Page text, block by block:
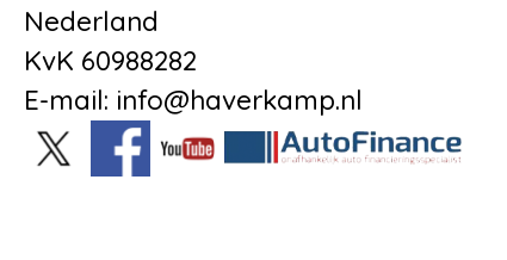
Nederland
KvK 60988282
E-mail: info@haverkamp.nl